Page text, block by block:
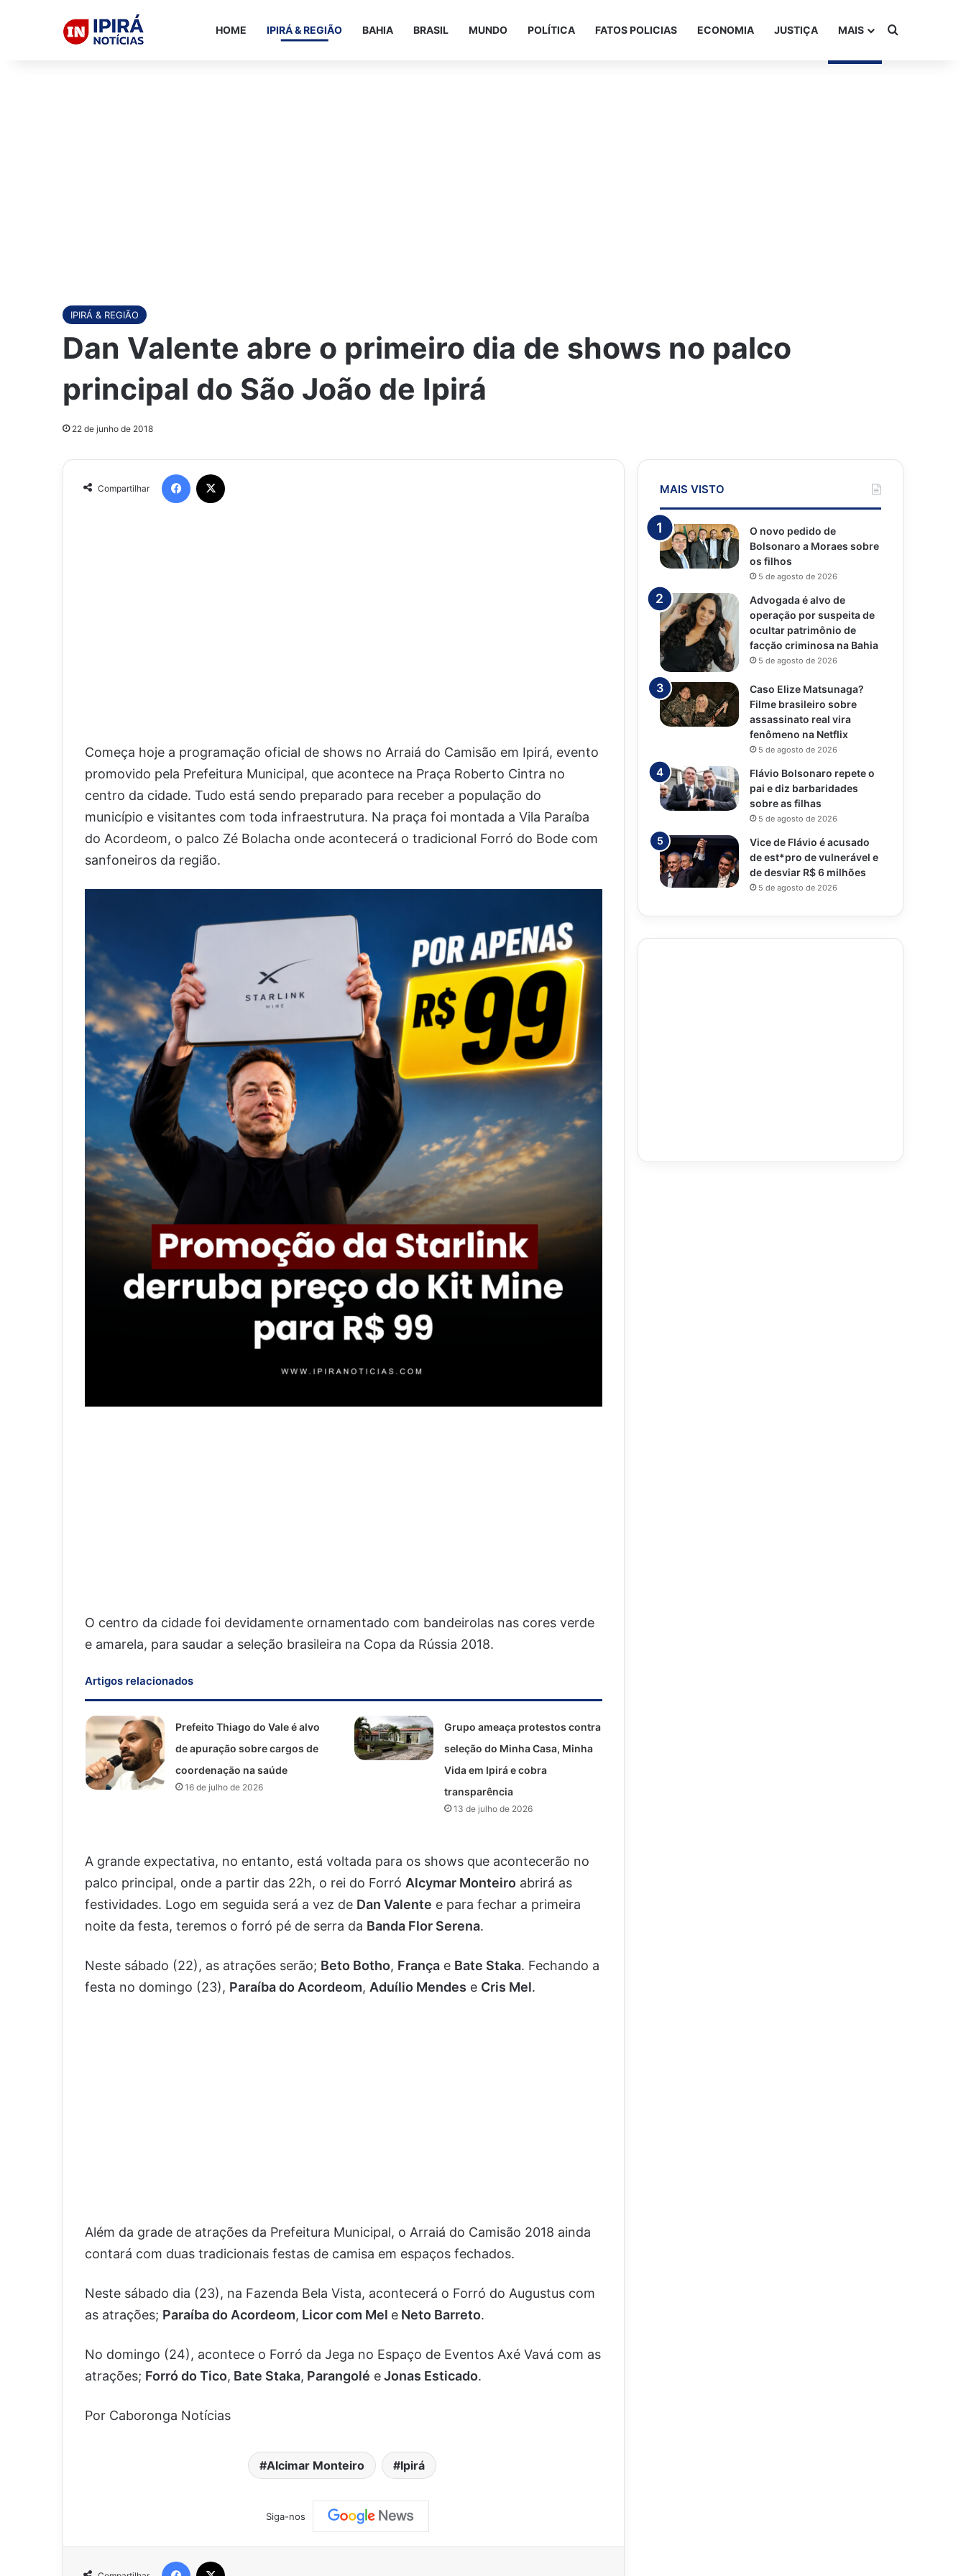
HOME IPIRÁ & REGIÃO BAHIA BRASIL MUNDO POLÍTICA FATOS POLICIAS ECONOMIA JUSTIÇA MAIS Procurar
IPIRÁ & REGIÃO
Dan Valente abre o primeiro dia de shows no palco
principal do São João de Ipirá
22 de junho de 2018
Compartilhar
Começa hoje a programação oficial de shows no Arraiá do Camisão em Ipirá, evento
promovido pela Prefeitura Municipal, que acontece na Praça Roberto Cintra no
centro da cidade. Tudo está sendo preparado para receber a população do
município e visitantes com toda infraestrutura. Na praça foi montada a Vila Paraíba
do Acordeom, o palco Zé Bolacha onde acontecerá o tradicional Forró do Bode com
sanfoneiros da região.
O centro da cidade foi devidamente ornamentado com bandeirolas nas cores verde
e amarela, para saudar a seleção brasileira na Copa da Rússia 2018.
Artigos relacionados
Prefeito Thiago do Vale é alvo
de apuração sobre cargos de
coordenação na saúde
16 de julho de 2026
Grupo ameaça protestos contra
seleção do Minha Casa, Minha
Vida em Ipirá e cobra
transparência
13 de julho de 2026
A grande expectativa, no entanto, está voltada para os shows que acontecerão no
palco principal, onde a partir das 22h, o rei do Forró Alcymar Monteiro abrirá as
festividades. Logo em seguida será a vez de Dan Valente e para fechar a primeira
noite da festa, teremos o forró pé de serra da Banda Flor Serena.
Neste sábado (22), as atrações serão; Beto Botho, França e Bate Staka. Fechando a
festa no domingo (23), Paraíba do Acordeom, Aduílio Mendes e Cris Mel.
Além da grade de atrações da Prefeitura Municipal, o Arraiá do Camisão 2018 ainda
contará com duas tradicionais festas de camisa em espaços fechados.
Neste sábado dia (23), na Fazenda Bela Vista, acontecerá o Forró do Augustus com
as atrações; Paraíba do Acordeom, Licor com Mel e Neto Barreto.
No domingo (24), acontece o Forró da Jega no Espaço de Eventos Axé Vavá com as
atrações; Forró do Tico, Bate Staka, Parangolé eJonas Esticado.
Por Caboronga Notícias
Alcimar Monteiro Ipirá
Siga-nos
MAIS VISTO
O novo pedido de
Bolsonaro a Moraes sobre
os filhos
5 de agosto de 2026
Advogada é alvo de
operação por suspeita de
ocultar patrimônio de
facção criminosa na Bahia
5 de agosto de 2026
Caso Elize Matsunaga?
Filme brasileiro sobre
assassinato real vira
fenômeno na Netflix
5 de agosto de 2026
Flávio Bolsonaro repete o
pai e diz barbaridades
sobre as filhas
5 de agosto de 2026
Vice de Flávio é acusado
de est*pro de vulnerável e
de desviar R$ 6 milhões
5 de agosto de 2026